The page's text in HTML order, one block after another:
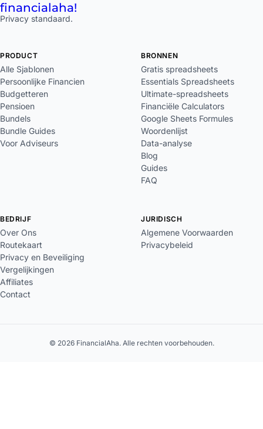
financialaha!
Privacy standaard.
PRODUCT
Alle Sjablonen
Persoonlijke Financien
Budgetteren
Pensioen
Bundels
Bundle Guides
Voor Adviseurs
BRONNEN
Gratis spreadsheets
Essentials Spreadsheets
Ultimate-spreadsheets
Financiële Calculators
Google Sheets Formules
Woordenlijst
Data-analyse
Blog
Guides
FAQ
BEDRIJF
Over Ons
Routekaart
Privacy en Beveiliging
Vergelijkingen
Affiliates
Contact
JURIDISCH
Algemene Voorwaarden
Privacybeleid
© 2026 FinancialAha. Alle rechten voorbehouden.